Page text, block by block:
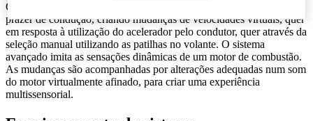
O “Interactive Manual Drive” abre novas oportunidades para o
prazer de condução, criando mudanças de velocidades virtuais, quer
em resposta à utilização do acelerador pelo condutor, quer através da
seleção manual utilizando as patilhas no volante. O sistema
avançado imita as sensações dinâmicas de um motor de combustão.
As mudanças são acompanhadas por alterações adequadas num som
do motor virtualmente afinado, para criar uma experiência
multissensorial.